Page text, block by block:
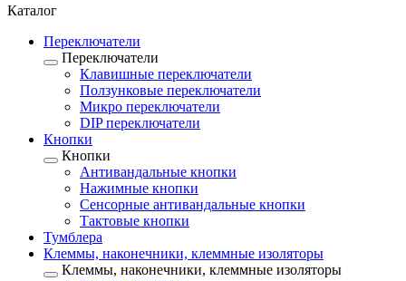
Каталог
Переключатели
Переключатели
Клавишные переключатели
Ползунковые переключатели
Микро переключатели
DIP переключатели
Кнопки
Кнопки
Антивандальные кнопки
Нажимные кнопки
Сенсорные антивандальные кнопки
Тактовые кнопки
Тумблера
Клеммы, наконечники, клеммные изоляторы
Клеммы, наконечники, клеммные изоляторы